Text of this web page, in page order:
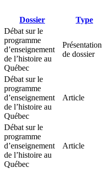
Dossier Type
Débat sur le
programme
d’enseignement
de l’histoire au
Québec
Présentation
de dossier
Débat sur le
programme
d’enseignement
de l’histoire au
Québec
Article
Débat sur le
programme
d’enseignement
de l’histoire au
Québec
Article